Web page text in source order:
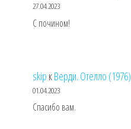
27.04.2023
С почином!
skip кВерди. Отелло (1976)
01.04.2023
Спасибо вам.